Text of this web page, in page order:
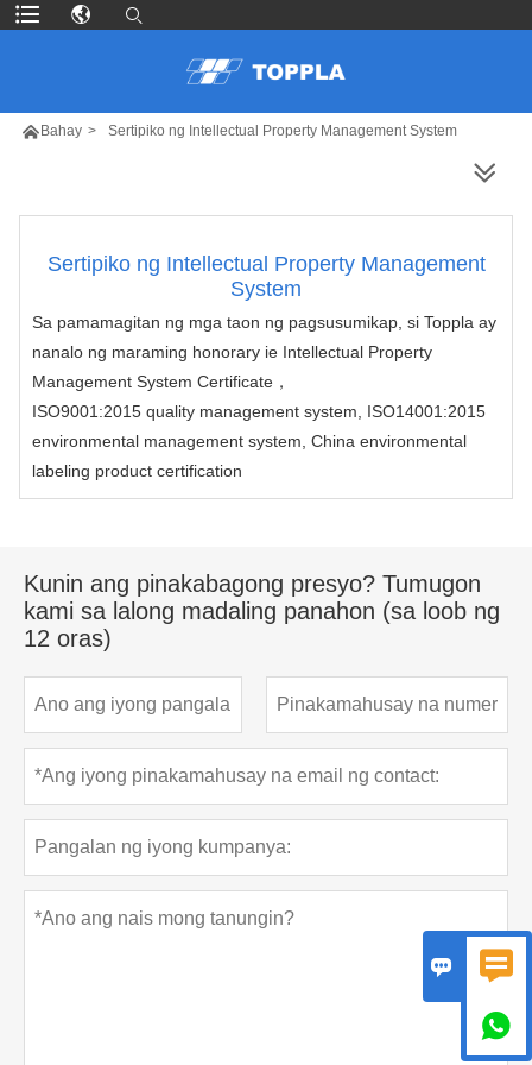
 Bahay > Sertipiko ng Intellectual Property Management System
Sertipiko ng Intellectual Property Management
System
Sa pamamagitan ng mga taon ng pagsusumikap, si Toppla ay
nanalo ng maraming honorary ie Intellectual Property
Management System Certificate，
ISO9001:2015 quality management system, ISO14001:2015
environmental management system, China environmental
labeling product certification
Kunin ang pinakabagong presyo? Tumugon
kami sa lalong madaling panahon (sa loob ng
12 oras)
 
